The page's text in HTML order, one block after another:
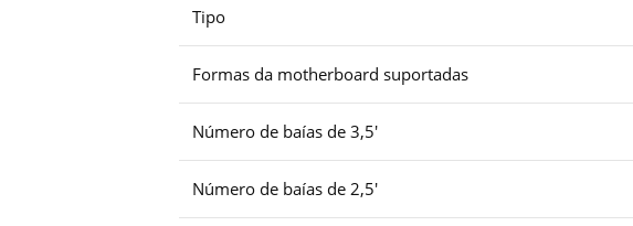
Tipo
Formas da motherboard suportadas
Número de baías de 3,5′
Número de baías de 2,5′